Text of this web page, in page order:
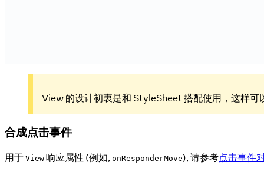
View 的设计初衷是和 StyleSheet 搭配使用，这样
合成点击事件
用于 View 响应属性 (例如, onResponderMove), 请参考点击事件